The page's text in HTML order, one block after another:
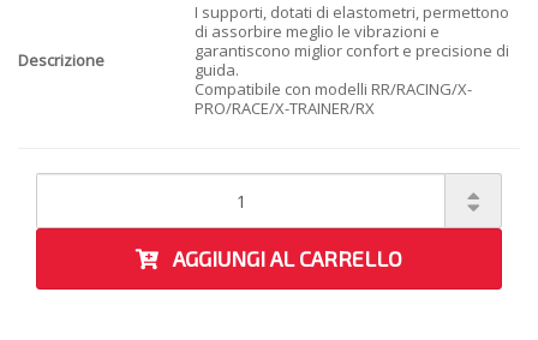
Descrizione
I supporti, dotati di elastometri, permettono
di assorbire meglio le vibrazioni e
garantiscono miglior confort e precisione di
guida.
Compatibile con modelli RR/RACING/X-
PRO/RACE/X-TRAINER/RX
AGGIUNGI AL CARRELLO